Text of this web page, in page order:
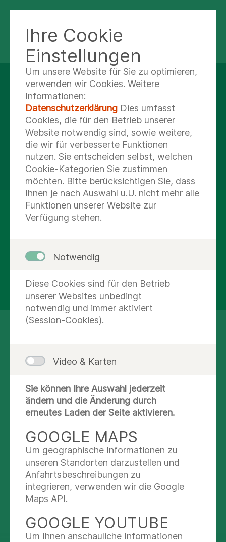
MVZ HARZ: GOSLAR & BAD
HARZBURG
Wir sind ein Gesundheitszentrum mit
Chirurgie, Frauenheilkunde und
Geburtshilfe, Gastroenterologie,
Rheumatologie, Gefäßchirurgie,
Orthopädie, Neurologie, Kardiologie,
Sportmedizin, Laboratoriumsmedizin und
Pneumologie „unter einem Dach“.
SCHNELL ZUM ZIEL
Termin vereinbaren
Hier finden Sie unsere Sprechstunden und
können einen Termin vereinbaren. Immer mehr
Mehr lesen
KONTAKT & ORIENTIERUNG
Ihre Cookie
Einstellungen
Um unsere Website für Sie zu optimieren,
verwenden wir Cookies. Weitere
Informationen:
Datenschutzerklärung Dies umfasst
Cookies, die für den Betrieb unserer
Website notwendig sind, sowie weitere,
die wir für verbesserte Funktionen
nutzen. Sie entscheiden selbst, welchen
Cookie-Kategorien Sie zustimmen
möchten. Bitte berücksichtigen Sie, dass
Ihnen je nach Auswahl u.U. nicht mehr alle
Funktionen unserer Website zur
Verfügung stehen.
Notwendig
Diese Cookies sind für den Betrieb
unserer Websites unbedingt
notwendig und immer aktiviert
(Session-Cookies).
Video & Karten
Sie können Ihre Auswahl jederzeit
ändern und die Änderung durch
erneutes Laden der Seite aktivieren.
GOOGLE MAPS
Um geographische Informationen zu
unseren Standorten darzustellen und
Anfahrtsbeschreibungen zu
integrieren, verwenden wir die Google
Maps API.
GOOGLE YOUTUBE
Um Ihnen anschauliche Informationen